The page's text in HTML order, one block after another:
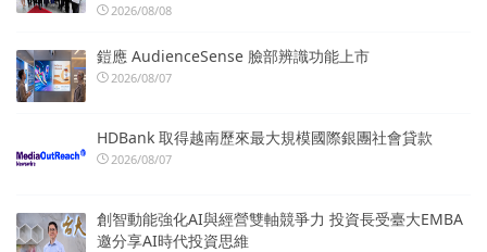
2026/08/08
鎧應 AudienceSense 臉部辨識功能上市
2026/08/07
HDBank 取得越南歷來最大規模國際銀團社會貸款
2026/08/07
創智動能強化AI與經營雙軸競爭力 投資長受臺大EMBA
邀分享AI時代投資思維